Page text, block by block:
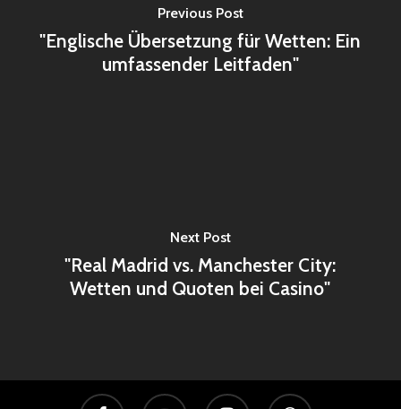
Previous Post
"Englische Übersetzung für Wetten: Ein
umfassender Leitfaden"
Next Post
"Real Madrid vs. Manchester City:
Wetten und Quoten bei Casino"
facebook youtube instagram whatsapp